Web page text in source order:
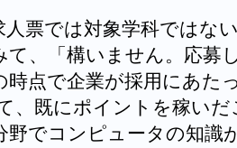
人票では対象学科ではな
て、「構いません。応募
時点で企業が採用にあた
、既にポイントを稼い
野でコンピュータの知識